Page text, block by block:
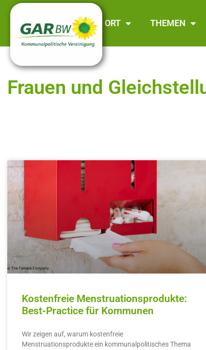
GAR BW VOR ORT THEMEN
Frauen und
Kostenfreie Menstruationsprodukte:
Best-Practice für Kommunen
Wir zeigen auf, warum kostenfreie
Menstruationsprodukte ein kommunalpolitisches Thema